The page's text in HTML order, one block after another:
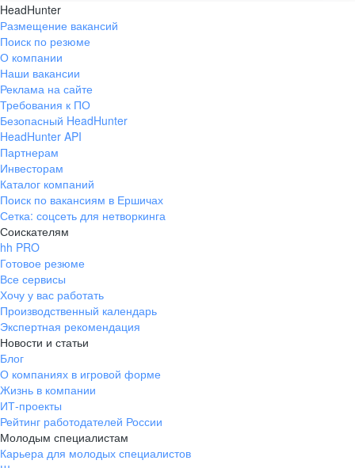
HeadHunter
Размещение вакансий
Поиск по резюме
О компании
Наши вакансии
Реклама на сайте
Требования к ПО
Безопасный HeadHunter
HeadHunter API
Партнерам
Инвесторам
Каталог компаний
Поиск по вакансиям в Ершичах
Сетка: соцсеть для нетворкинга
Соискателям
hh PRO
Готовое резюме
Все сервисы
Хочу у вас работать
Производственный календарь
Экспертная рекомендация
Новости и статьи
Блог
О компаниях в игровой форме
Жизнь в компании
ИТ-проекты
Рейтинг работодателей России
Молодым специалистам
Карьера для молодых специалистов